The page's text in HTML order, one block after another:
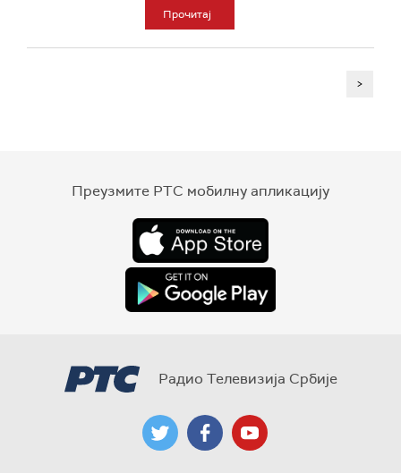
Прочитај
>
Преузмите РТС мобилну апликацију
Радио Телевизија Србије